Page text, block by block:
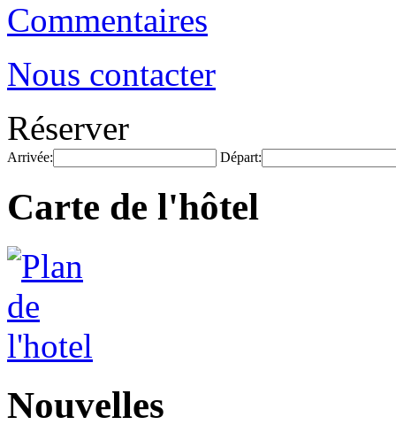
Commentaires
Nous contacter
Réserver
Arrivée: Départ:
Carte de l'hôtel
Nouvelles